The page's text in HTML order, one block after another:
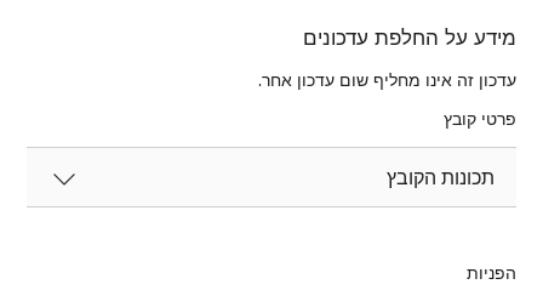
מידע על החלפת עדכונים
עדכון זה אינו מחליף שום עדכון אחר.
פרטי קובץ
תכונות הקובץ
הפניות